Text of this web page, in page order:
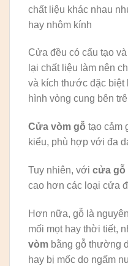
chất liệu khác nhau
hay nhôm kính
Cửa đều có cấu tạo
lại chất liệu làm nên
và kích thước đặc biệt
hình vòng cung bên
Cửa vòm gỗ tạo cảm
kiểu, phù hợp với đa
Tuy nhiên, với cửa gỗ
cao hơn các loại cửa
Hơn nữa, gỗ là
mối mọt hay thời tiết,
vòm bằng gỗ thường
hay bị mốc do ngấm